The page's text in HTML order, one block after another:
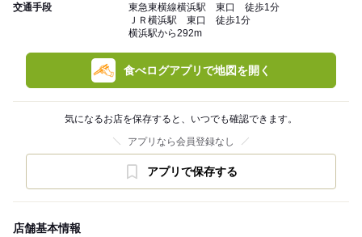
交通手段
東急東横線横浜駅 東口 徒歩1分
ＪＲ横浜駅 東口 徒歩1分
横浜駅から292m
食べログアプリで地図を開く
気になるお店を保存すると、いつでも確認できます。
アプリなら会員登録なし
アプリで保存する
店舗基本情報